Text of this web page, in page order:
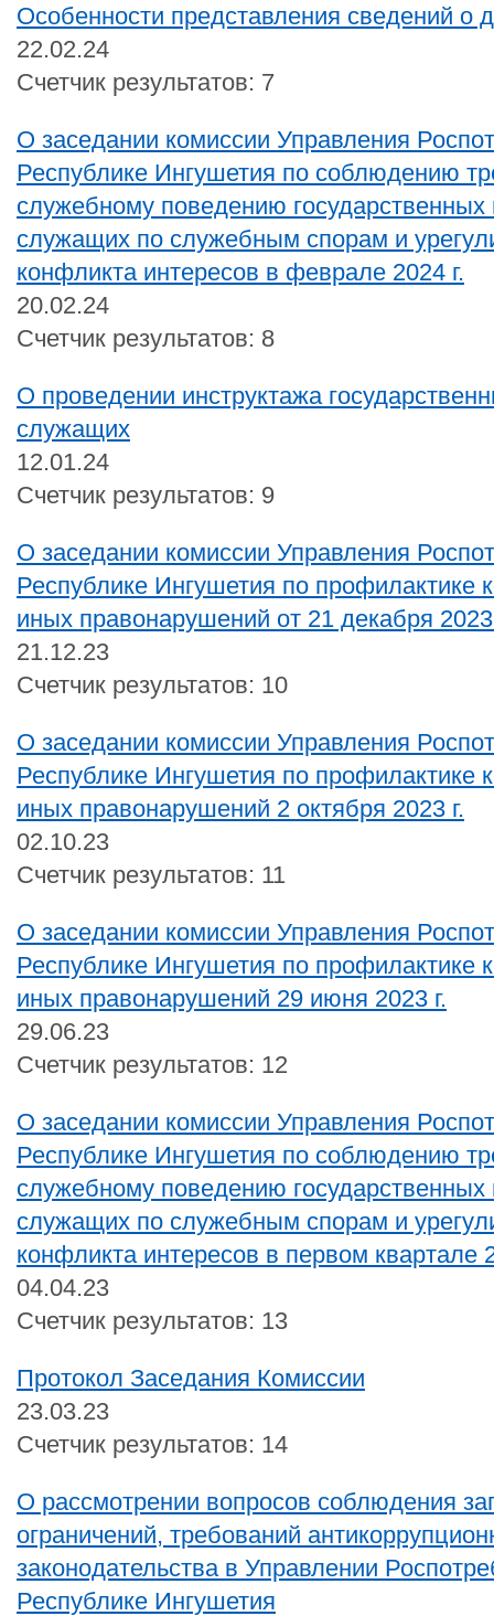
Особенности представления сведений о
22.02.24
Счетчик результатов: 7
О заседании комиссии Управления
Республике Ингушетия по соблюдению
служебному поведению государственных
служащих по служебным спорам и
конфликта интересов в феврале 2024 г.
20.02.24
Счетчик результатов: 8
О проведении инструктажа
служащих
12.01.24
Счетчик результатов: 9
О заседании комиссии Управления
Республике Ингушетия по профилактике
иных правонарушений от 21 декабря 2023
21.12.23
Счетчик результатов: 10
О заседании комиссии Управления
Республике Ингушетия по профилактике
иных правонарушений 2 октября 2023 г.
02.10.23
Счетчик результатов: 11
О заседании комиссии Управления
Республике Ингушетия по профилактике
иных правонарушений 29 июня 2023 г.
29.06.23
Счетчик результатов: 12
О заседании комиссии Управления
Республике Ингушетия по соблюдению
служебному поведению государственных
служащих по служебным спорам и
конфликта интересов в первом квартале
04.04.23
Счетчик результатов: 13
Протокол Заседания Комиссии
23.03.23
Счетчик результатов: 14
О рассмотрении вопросов соблюдения
ограничений, требований
законодательства в Управлении
Республике Ингушетия